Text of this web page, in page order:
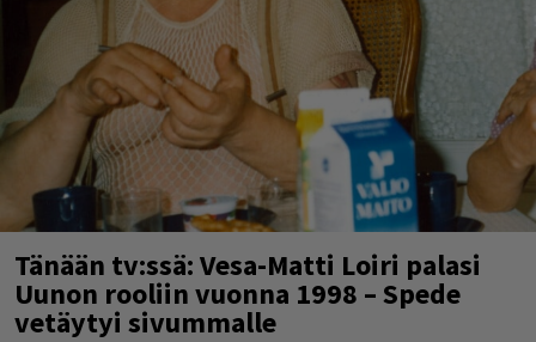
Tänään tv:ssä: Vesa-Matti Loiri palasi
Uunon rooliin vuonna 1998 – Spede
vetäytyi sivummalle